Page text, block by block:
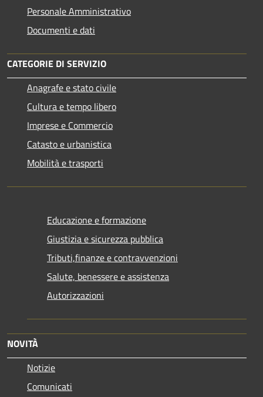
Personale Amministrativo
Documenti e dati
CATEGORIE DI SERVIZIO
Anagrafe e stato civile
Cultura e tempo libero
Imprese e Commercio
Catasto e urbanistica
Mobilità e trasporti
Educazione e formazione
Giustizia e sicurezza pubblica
Tributi,finanze e contravvenzioni
Salute, benessere e assistenza
Autorizzazioni
NOVITÀ
Notizie
Comunicati